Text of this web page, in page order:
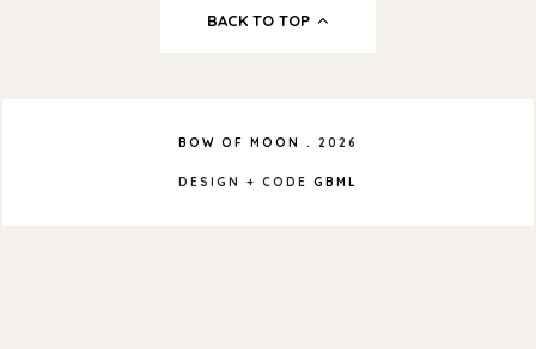
BACK TO TOP
BOW OF MOON . 2026
DESIGN + CODE GBML